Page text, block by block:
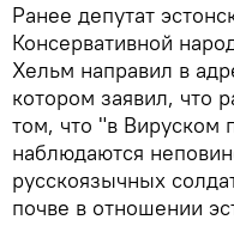
Ранее депутат
Консервативной
Хельм направил в
котором заявил, что
том, что "в Вируском
наблюдаются
русскоязычных
почве в отношении